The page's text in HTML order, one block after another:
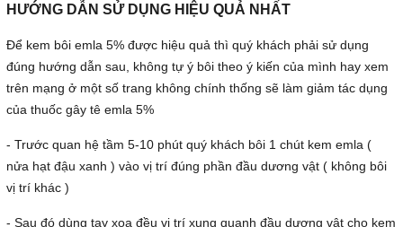
HƯỚNG DẪN SỬ DỤNG HIỆU QUẢ NHẤT
Để kem bôi emla 5% được hiệu quả thì quý khách phải sử dụng
đúng hướng dẫn sau, không tự ý bôi theo ý kiến của mình hay xem
trên mạng ở một số trang không chính thống sẽ làm giảm tác dụng
của thuốc gây tê emla 5%
- Trước quan hệ tầm 5-10 phút quý khách bôi 1 chút kem emla (
nửa hạt đậu xanh ) vào vị trí đúng phần đầu dương vật ( không bôi
vị trí khác )
- Sau đó dùng tay xoa đều vị trí xung quanh đầu dương vật cho kem